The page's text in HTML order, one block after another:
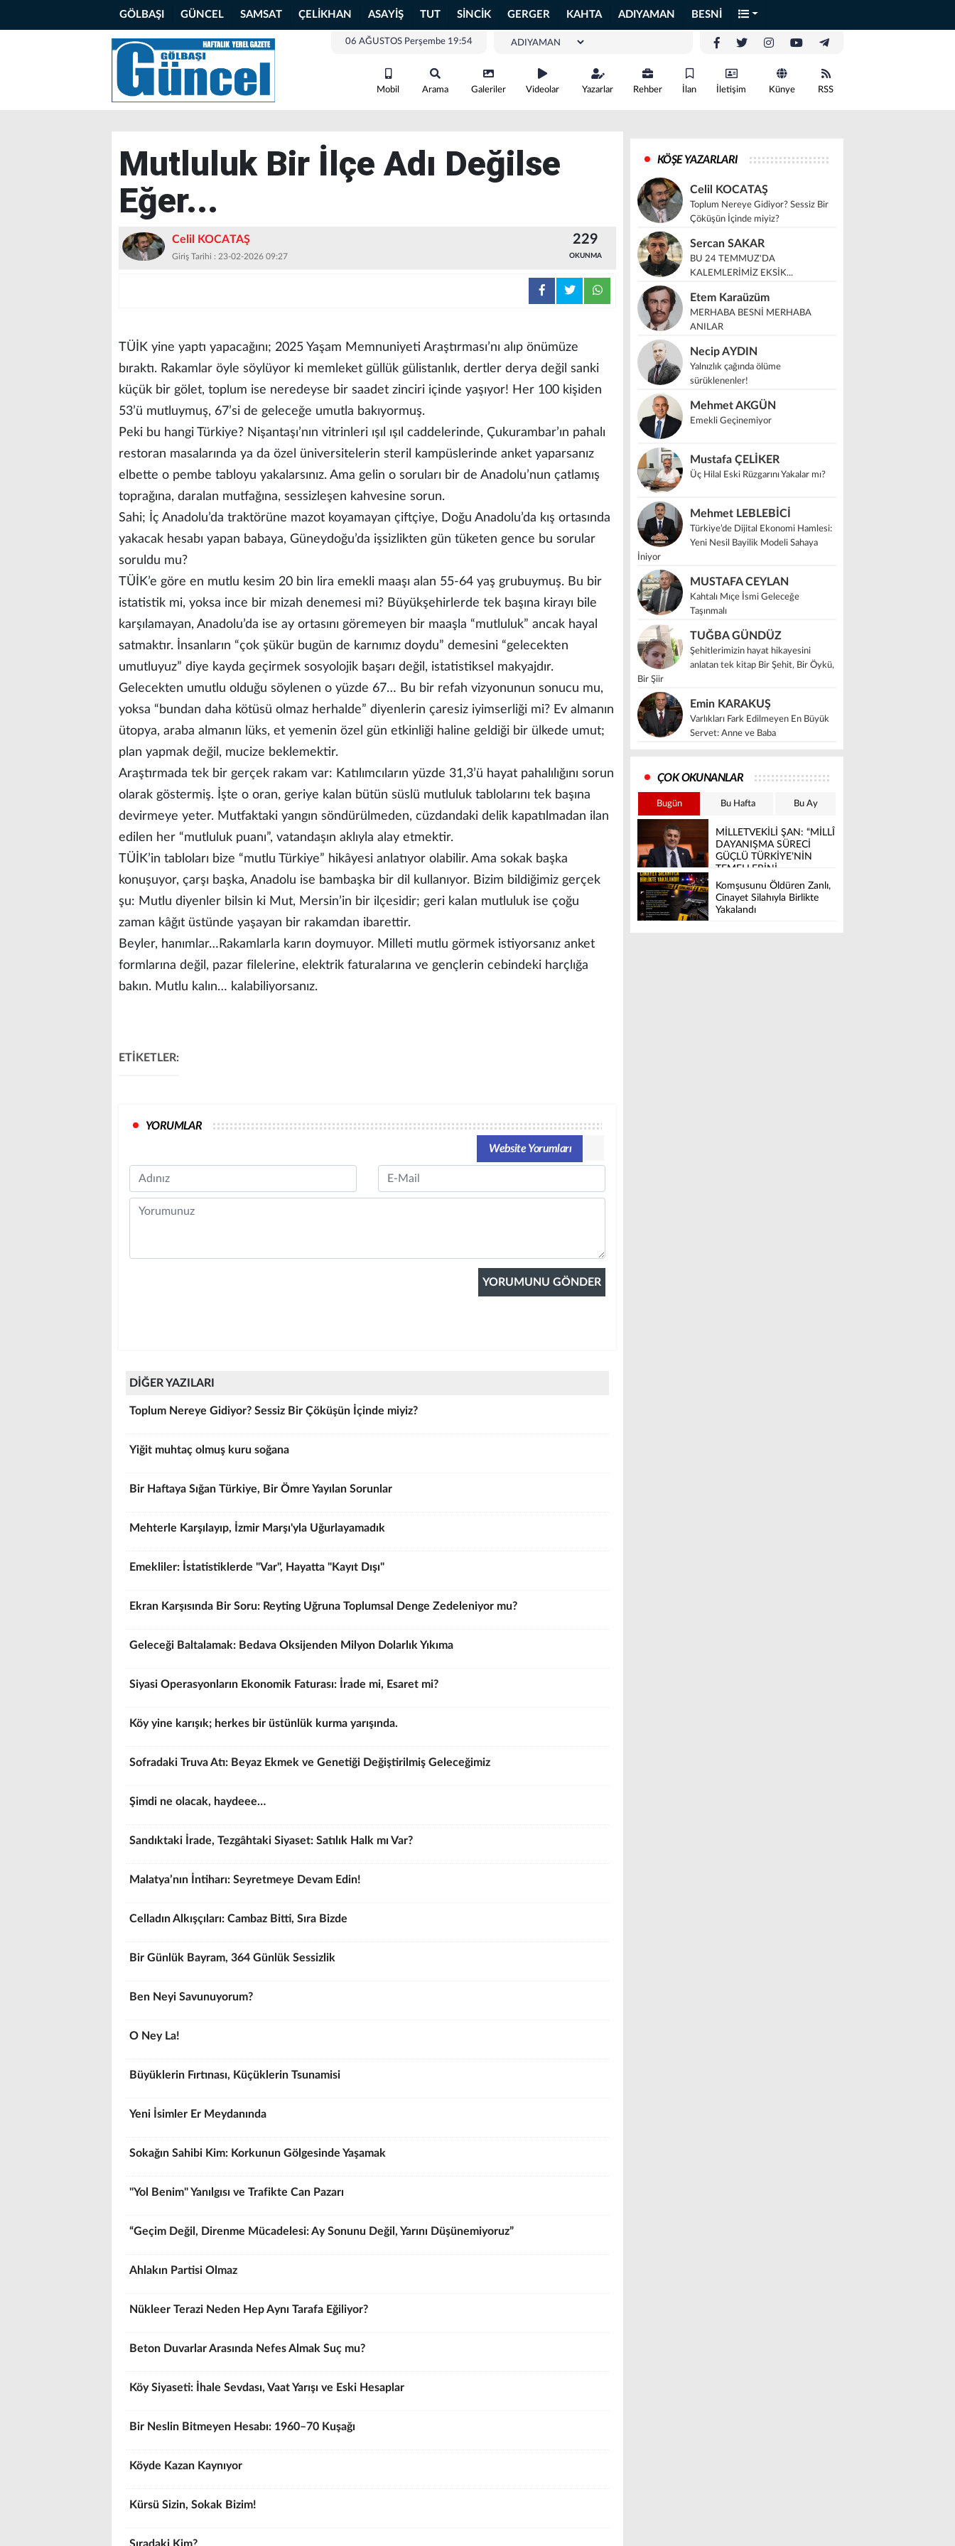
GÖLBAŞI GÜNCEL SAMSAT ÇELİKHAN ASAYİŞ TUT SİNCİK GERGER KAHTA ADIYAMAN BESNİ
06 AĞUSTOS Perşembe 19:54
Mobil Arama Galeriler Videolar Yazarlar Rehber İlan İletişim Künye RSS
Mutluluk Bir İlçe Adı Değilse
Eğer...
Celil KOCATAŞ
Giriş Tarihi : 23-02-2026 09:27
229
OKUNMA
TÜİK yine yaptı yapacağını; 2025 Yaşam Memnuniyeti Araştırması’nı alıp önümüze
bıraktı. Rakamlar öyle söylüyor ki memleket güllük gülistanlık, dertler derya değil sanki
küçük bir gölet, toplum ise neredeyse bir saadet zinciri içinde yaşıyor! Her 100 kişiden
53’ü mutluymuş, 67’si de geleceğe umutla bakıyormuş.
Peki bu hangi Türkiye? Nişantaşı’nın vitrinleri ışıl ışıl caddelerinde, Çukurambar’ın pahalı
restoran masalarında ya da özel üniversitelerin steril kampüslerinde anket yaparsanız
elbette o pembe tabloyu yakalarsınız. Ama gelin o soruları bir de Anadolu’nun çatlamış
toprağına, daralan mutfağına, sessizleşen kahvesine sorun.
Sahi; İç Anadolu’da traktörüne mazot koyamayan çiftçiye, Doğu Anadolu’da kış ortasında
yakacak hesabı yapan babaya, Güneydoğu’da işsizlikten gün tüketen gence bu sorular
soruldu mu?
TÜİK’e göre en mutlu kesim 20 bin lira emekli maaşı alan 55-64 yaş grubuymuş. Bu bir
istatistik mi, yoksa ince bir mizah denemesi mi? Büyükşehirlerde tek başına kirayı bile
karşılamayan, Anadolu’da ise ay ortasını göremeyen bir maaşla “mutluluk” ancak hayal
satmaktır. İnsanların “çok şükür bugün de karnımız doydu” demesini “gelecekten
umutluyuz” diye kayda geçirmek sosyolojik başarı değil, istatistiksel makyajdır.
Gelecekten umutlu olduğu söylenen o yüzde 67… Bu bir refah vizyonunun sonucu mu,
yoksa “bundan daha kötüsü olmaz herhalde” diyenlerin çaresiz iyimserliği mi? Ev almanın
ütopya, araba almanın lüks, et yemenin özel gün etkinliği haline geldiği bir ülkede umut;
plan yapmak değil, mucize beklemektir.
Araştırmada tek bir gerçek rakam var: Katılımcıların yüzde 31,3’ü hayat pahalılığını sorun
olarak göstermiş. İşte o oran, geriye kalan bütün süslü mutluluk tablolarını tek başına
devirmeye yeter. Mutfaktaki yangın söndürülmeden, cüzdandaki delik kapatılmadan ilan
edilen her “mutluluk puanı”, vatandaşın aklıyla alay etmektir.
TÜİK’in tabloları bize “mutlu Türkiye” hikâyesi anlatıyor olabilir. Ama sokak başka
konuşuyor, çarşı başka, Anadolu ise bambaşka bir dil kullanıyor. Bizim bildiğimiz gerçek
şu: Mutlu diyenler bilsin ki Mut, Mersin’in bir ilçesidir; geri kalan mutluluk ise çoğu
zaman kâğıt üstünde yaşayan bir rakamdan ibarettir.
Beyler, hanımlar…Rakamlarla karın doymuyor. Milleti mutlu görmek istiyorsanız anket
formlarına değil, pazar filelerine, elektrik faturalarına ve gençlerin cebindeki harçlığa
bakın. Mutlu kalın… kalabiliyorsanız.
ETİKETLER:
YORUMLAR
Website Yorumları
Name Email
Comment
DİĞER YAZILARI
Toplum Nereye Gidiyor? Sessiz Bir Çöküşün İçinde miyiz?
Yiğit muhtaç olmuş kuru soğana
Bir Haftaya Sığan Türkiye, Bir Ömre Yayılan Sorunlar
Mehterle Karşılayıp, İzmir Marşı'yla Uğurlayamadık
Emekliler: İstatistiklerde "Var", Hayatta "Kayıt Dışı"
Ekran Karşısında Bir Soru: Reyting Uğruna Toplumsal Denge Zedeleniyor mu?
Geleceği Baltalamak: Bedava Oksijenden Milyon Dolarlık Yıkıma
Siyasi Operasyonların Ekonomik Faturası: İrade mi, Esaret mi?
Köy yine karışık; herkes bir üstünlük kurma yarışında.
Sofradaki Truva Atı: Beyaz Ekmek ve Genetiği Değiştirilmiş Geleceğimiz
Şimdi ne olacak, haydeee…
Sandıktaki İrade, Tezgâhtaki Siyaset: Satılık Halk mı Var?
Malatya’nın İntiharı: Seyretmeye Devam Edin!
Celladın Alkışçıları: Cambaz Bitti, Sıra Bizde
Bir Günlük Bayram, 364 Günlük Sessizlik
Ben Neyi Savunuyorum?
O Ney La!
Büyüklerin Fırtınası, Küçüklerin Tsunamisi
Yeni İsimler Er Meydanında
Sokağın Sahibi Kim: Korkunun Gölgesinde Yaşamak
"Yol Benim" Yanılgısı ve Trafikte Can Pazarı
“Geçim Değil, Direnme Mücadelesi: Ay Sonunu Değil, Yarını Düşünemiyoruz”
Ahlakın Partisi Olmaz
Nükleer Terazi Neden Hep Aynı Tarafa Eğiliyor?
Beton Duvarlar Arasında Nefes Almak Suç mu?
Köy Siyaseti: İhale Sevdası, Vaat Yarışı ve Eski Hesaplar
Bir Neslin Bitmeyen Hesabı: 1960–70 Kuşağı
Köyde Kazan Kaynıyor
Kürsü Sizin, Sokak Bizim!
KÖŞE YAZARLARI
Celil KOCATAŞ
Toplum Nereye Gidiyor? Sessiz Bir
Çöküşün İçinde miyiz?
Sercan SAKAR
BU 24 TEMMUZ'DA
KALEMLERİMİZ EKSİK...
Etem Karaüzüm
MERHABA BESNİ MERHABA
ANILAR
Necip AYDIN
Yalnızlık çağında ölüme
sürüklenenler!
Mehmet AKGÜN
Emekli Geçinemiyor
Mustafa ÇELİKER
Üç Hilal Eski Rüzgarını Yakalar mı?
Mehmet LEBLEBİCİ
Türkiye’de Dijital Ekonomi Hamlesi:
Yeni Nesil Bayilik Modeli Sahaya
İniyor
MUSTAFA CEYLAN
Kahtalı Mıçe İsmi Geleceğe
Taşınmalı
TUĞBA GÜNDÜZ
Şehitlerimizin hayat hikayesini
anlatan tek kitap Bir Şehit, Bir Öykü,
Bir Şiir
Emin KARAKUŞ
Varlıkları Fark Edilmeyen En Büyük
Servet: Anne ve Baba
ÇOK OKUNANLAR
Bugün Bu Hafta Bu Ay
MİLLETVEKİLİ ŞAN: “MİLLÎ
DAYANIŞMA SÜRECİ
GÜÇLÜ TÜRKİYE’NİN
TEMELLERİNİ
SAĞLAMLAŞTIRACAK”
Komşusunu Öldüren Zanlı,
Cinayet Silahıyla Birlikte
Yakalandı